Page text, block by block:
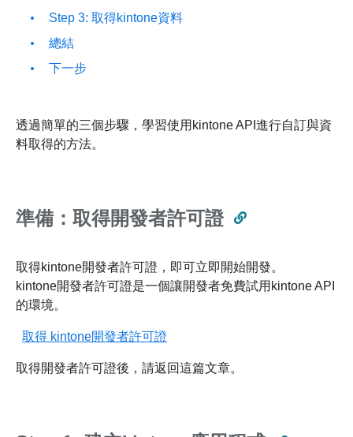
Step 3: 取得kintone資料
總結
下一步
透過簡單的三個步驟，學習使用kintone API進行自訂與資
料取得的方法。
準備：取得開發者許可證
取得kintone開發者許可證，即可立即開始開發。
kintone開發者許可證是一個讓開發者免費試用kintone API
的環境。
取得 kintone開發者許可證
取得開發者許可證後，請返回這篇文章。